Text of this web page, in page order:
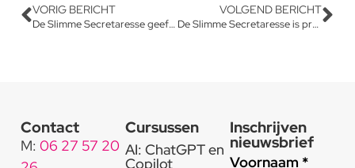
VORIG BERICHT
De Slimme Secretaresse geeft slim feedback
VOLGEND BERICHT
De Slimme Secretaresse is proactief.
Contact
M: 06 27 57 20
Cursussen
AI: ChatGPT en
Copilot
Inschrijven
nieuwsbrief
Voornaam *